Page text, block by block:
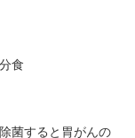
食
菌すると胃がんの